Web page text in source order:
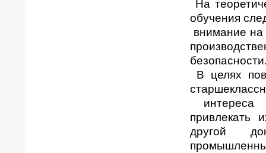
На
обучения
внимание на
В целях
интереса
привлекать
другой